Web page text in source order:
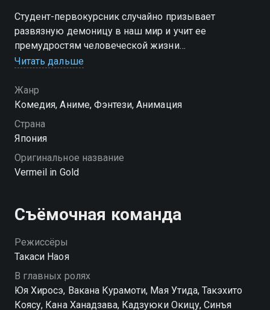
Студент-первокурсник случайно призывает
развязную демоницу в наш мир и учит ее
премудростям человеческой жизни
золотом вы можете совершенно бесплатно в
хорошем HD качестве на Смотрёшке
Читать дальше
Жанр
Комедия, Аниме, Фэнтези, Анимация
Страна
Япония
Оригинальное название
Vermeil in Gold
Съёмочная команда
Режиссёры
Такаси Наоя
В главных ролях
Юя Хиросэ, Вакана Курамоти, Мая Утида, Такэхито
Коясу, Кана Ханадзава, Кадзуюки Окицу, Синъя